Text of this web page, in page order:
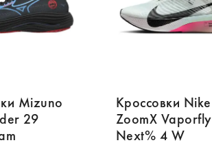
Mizuno
29
Кроссовки Nike
ZoomX Vaporfly
Next% 4 W